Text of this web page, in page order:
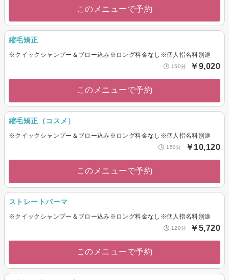
このメニューで予約
縮毛矯正
※クイックシャンプー＆ブロー込み※ロング料金なし※個人指名料別途
150分 ￥9,020
このメニューで予約
縮毛矯正（コスメ）
※クイックシャンプー＆ブロー込み※ロング料金なし※個人指名料別途
150分 ￥10,120
このメニューで予約
ストレートパーマ
※クイックシャンプー＆ブロー込み※ロング料金なし※個人指名料別途
120分 ￥5,720
このメニューで予約